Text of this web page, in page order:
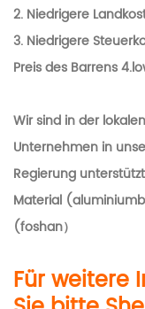
2. Niedrigere
3. Niedrigere
Preis des Barrens
Wir sind in der
Unternehmen in
Regierung
Material
(foshan）
Für weitere